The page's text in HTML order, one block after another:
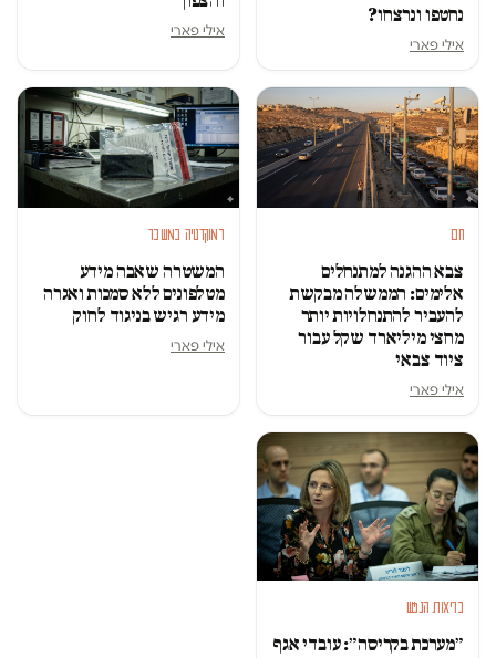
נחטפו ונרצחו?
אילי פארי
אילי פארי
חם
צבא ההגנה למתנחלים
אלימים: הממשלה מבקשת
להעביר להתנחלויות יותר
מחצי מיליארד שקל עבור
ציוד צבאי
אילי פארי
דמוקרטיה במשבר
המשטרה שאבה מידע
מטלפונים ללא סמכות ואגרה
מידע רגיש בניגוד לחוק
אילי פארי
בריאות הנפש
״מערכת בקריסה״: עובדי אגף